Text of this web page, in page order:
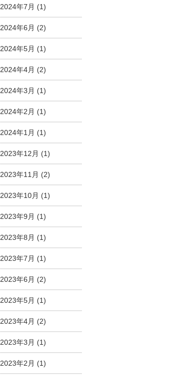
2024年7月 (1)
2024年6月 (2)
2024年5月 (1)
2024年4月 (2)
2024年3月 (1)
2024年2月 (1)
2024年1月 (1)
2023年12月 (1)
2023年11月 (2)
2023年10月 (1)
2023年9月 (1)
2023年8月 (1)
2023年7月 (1)
2023年6月 (2)
2023年5月 (1)
2023年4月 (2)
2023年3月 (1)
2023年2月 (1)